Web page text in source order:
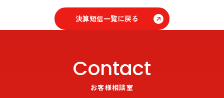
決算短信一覧に戻る
Contact
お客様相談室